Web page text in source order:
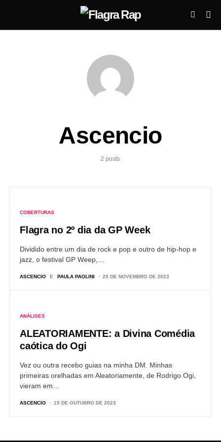
Ascencio
2 posts
COBERTURAS
Flagra no 2º dia da GP Week
Dividido entre um dia de rock e pop e outro de hip-hop e
jazz, o festival GP Weep,…
ASCENCIO E PAULA PAOLINI 29 DE NOVEMBRO DE 2023
ANÁLISES
ALEATORIAMENTE: a Divina Comédia
caótica do Ogi
Vez ou outra recebo guias na minha DM. Minhas
primeiras orelhadas em Aleatoriamente, de Rodrigo Ogi,
vieram em…
ASCENCIO 19 DE OUTUBRO DE 2023